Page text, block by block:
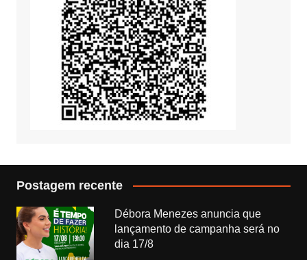
Postagem recente
Débora Menezes anuncia que
lançamento de campanha será no
dia 17/8